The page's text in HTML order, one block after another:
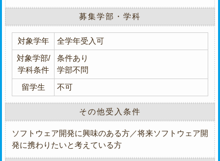
募集学部・学科
対象学年 全学年受入可
対象学部/
学科条件
条件あり
学部不問
留学生 不可
その他受入条件
ソフトウェア開発に興味のある方／将来ソフトウェア開
発に携わりたいと考えている方